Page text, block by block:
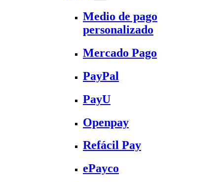
Medio de pago
personalizado
Mercado Pago
PayPal
PayU
Openpay
Refácil Pay
ePayco